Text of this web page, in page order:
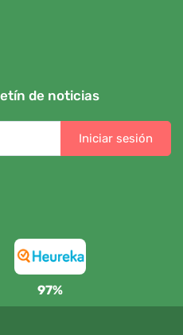
de noticias
Iniciar sesión
97%